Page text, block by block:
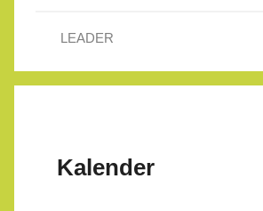
LEADER
Kalender